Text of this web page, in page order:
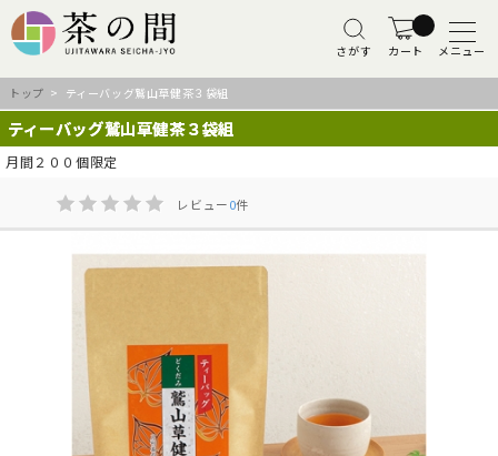
さがす カート メニュー
トップ > ティーバッグ鷲山草健茶３袋組
ティーバッグ鷲山草健茶３袋組
月間２００個限定
レビュー0件